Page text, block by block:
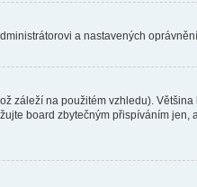
a nastavených
záleží na použitém vzhledu).
board zbytečným přispíváním